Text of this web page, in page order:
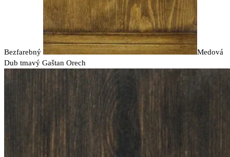
Bezfarebný
Medová
Dub tmavý Gaštan Orech